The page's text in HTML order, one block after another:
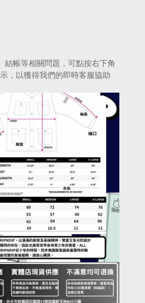
結帳等相關問題，可點按右下角
示，以獲得我們的即時客服協助